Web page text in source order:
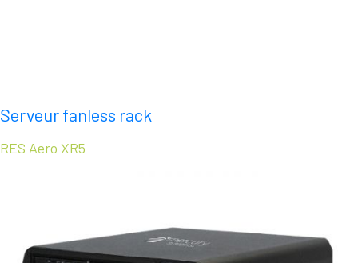
Serveur fanless rack
RES Aero XR5